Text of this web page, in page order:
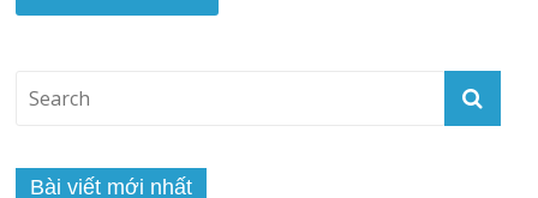
Bài viết mới nhất